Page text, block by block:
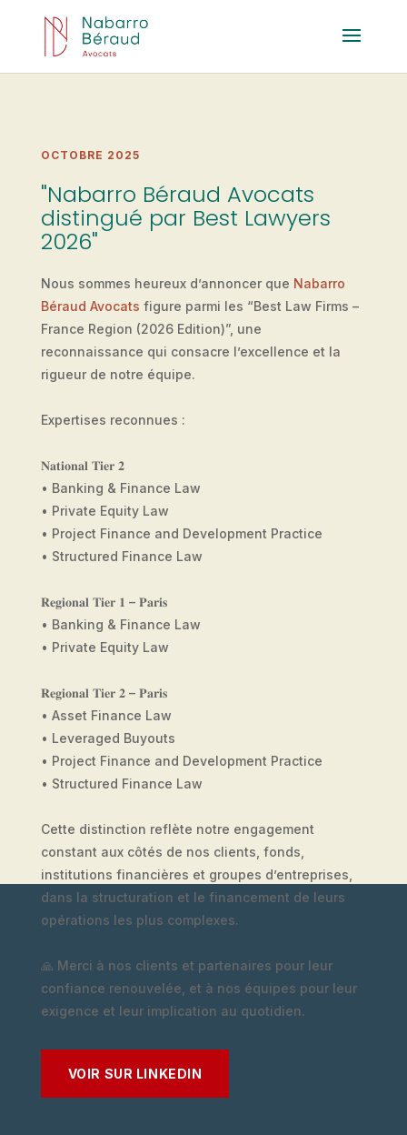
OCTOBRE 2025
"Nabarro Béraud Avocats
distingué par Best Lawyers
2026"
Nous sommes heureux d’annoncer que Nabarro
Béraud Avocats figure parmi les “Best Law Firms –
France Region (2026 Edition)”, une
reconnaissance qui consacre l’excellence et la
rigueur de notre équipe.
Expertises reconnues :
𝐍𝐚𝐭𝐢𝐨𝐧𝐚𝐥 𝐓𝐢𝐞𝐫 𝟐
• Banking & Finance Law
• Private Equity Law
• Project Finance and Development Practice
• Structured Finance Law
𝐑𝐞𝐠𝐢𝐨𝐧𝐚𝐥 𝐓𝐢𝐞𝐫 𝟏 – 𝐏𝐚𝐫𝐢𝐬
• Banking & Finance Law
• Private Equity Law
𝐑𝐞𝐠𝐢𝐨𝐧𝐚𝐥 𝐓𝐢𝐞𝐫 𝟐 – 𝐏𝐚𝐫𝐢𝐬
• Asset Finance Law
• Leveraged Buyouts
• Project Finance and Development Practice
• Structured Finance Law
Cette distinction reflète notre engagement
constant aux côtés de nos clients, fonds,
institutions financières et groupes d’entreprises,
dans la structuration et le financement de leurs
opérations les plus complexes.
🙏 Merci à nos clients et partenaires pour leur
confiance renouvelée, et à nos équipes pour leur
exigence et leur implication au quotidien.
VOIR SUR LINKEDIN